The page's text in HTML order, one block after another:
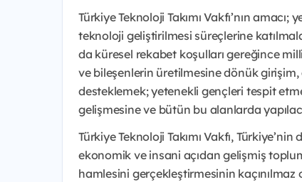
Türkiye Teknoloji Takımı Vakfı’nın
teknoloji geliştirilmesi süreçlerine
da küresel rekabet koşulları gereğince
ve bileşenlerin üretilmesine dönük
desteklemek; yetenekli gençleri tespit
gelişmesine ve bütün bu alanlarda
Türkiye Teknoloji Takımı Vakfı,
ekonomik ve insani açıdan gelişmiş
hamlesini gerçekleştirmesinin